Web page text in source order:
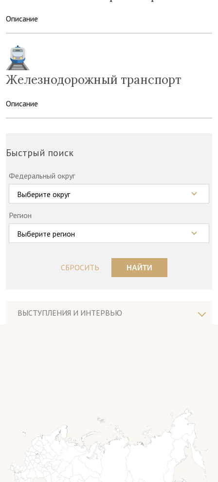
Описание
Железнодорожный транспорт
Описание
Быстрый поиск
Федеральный округ
Выберите округ
Регион
Выберите регион
СБРОСИТЬ НАЙТИ
ВЫСТУПЛЕНИЯ И ИНТЕРВЬЮ